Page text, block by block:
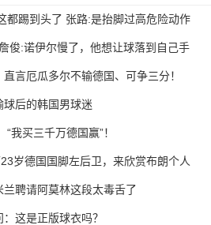
都踢到头了 张路:是抬脚过高危险动作
俊:诺伊尔慢了，他想让球落到自己手
言厄瓜多尔不输德国、可争三分！
后的韩国男球迷
我买三千万德国赢”！
岁德国国脚左后卫，来欣赏布朗个人
聘请阿莫林这段太毒舌了
这是正版球衣吗？